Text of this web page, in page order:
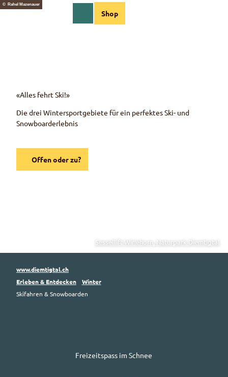
Z
Shop
Sessellift Wiriehorn, Naturpark Diemtigtal
© Rahel Mazenauer
«Alles fehrt Ski!»
Die drei Wintersportgebiete für ein perfektes Ski- und
Snowboarderlebnis
Offen oder zu?
www.diemtigtal.ch
Erleben & Entdecken
Winter
Skifahren & Snowboarden
Freizeitspass im Schnee